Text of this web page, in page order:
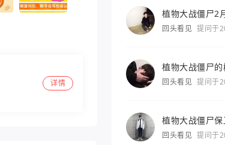
详情
植物大战僵尸2
回头看见 提问于
植物大战僵尸
回头看见 提问于
植物大战僵尸
回头看见 提问于